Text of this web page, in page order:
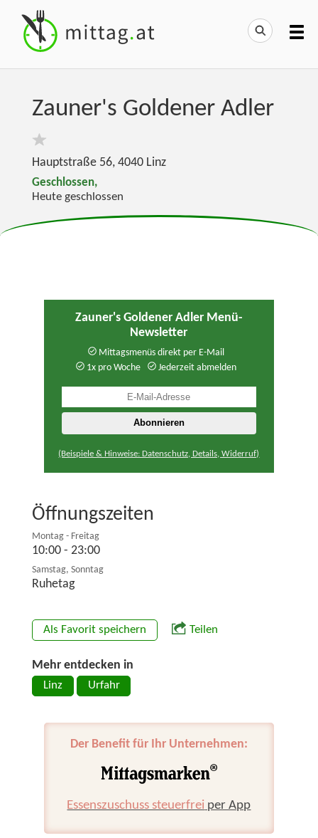
Zauner's Goldener Adler
Hauptstraße 56, 4040 Linz
Geschlossen,
Heute geschlossen
Zauner's Goldener Adler Menü-
Newsletter
Mittagsmenüs direkt per E-Mail
1x pro Woche
Jederzeit abmelden
(Beispiele & Hinweise: Datenschutz, Details, Widerruf)
Öffnungszeiten
Montag - Freitag
10:00 - 23:00
Samstag, Sonntag
Ruhetag
Als Favorit speichern Teilen
Mehr entdecken in
Linz Urfahr
Der Benefit für Ihr Unternehmen:
Essenszuschuss steuerfrei per App